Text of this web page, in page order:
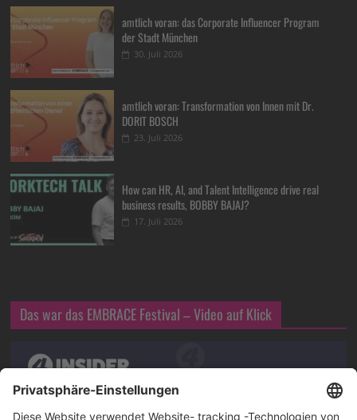
amtlich voran: das Corporate Influencer Program
der Stadt München
30. Juli 2026
amtlich voran: Transformation von Innen mit Dr.
DORIT BOSCH
23. Juli 2026
How can HR, AI, and Talent Intelligence drive real
business results, BOBBY BAJAJ?
17. Juli 2026
Das war das EMBRACE Festival – Video auf Klick